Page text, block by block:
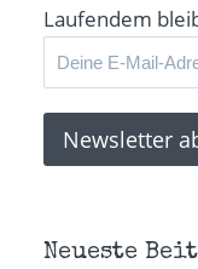
Laufendem
Neueste